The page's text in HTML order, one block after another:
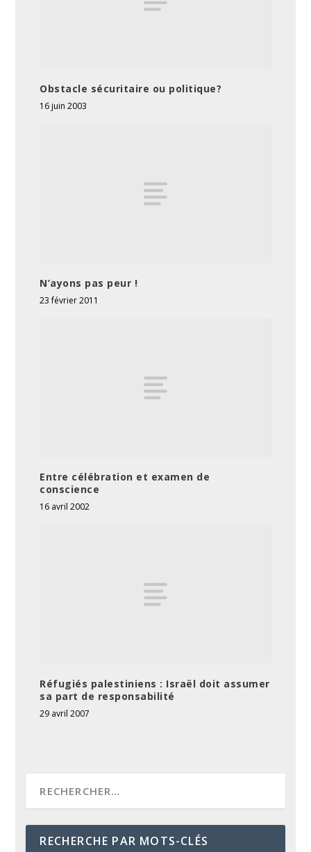
Obstacle sécuritaire ou politique?
16 juin 2003
N’ayons pas peur !
23 février 2011
Entre célébration et examen de
conscience
16 avril 2002
Réfugiés palestiniens : Israël doit assumer
sa part de responsabilité
29 avril 2007
RECHERCHE PAR MOTS-CLÉS